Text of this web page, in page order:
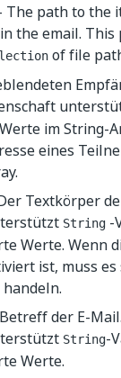
The path to the
the email.
of file
im String-
eines
Textkörper
String -
Werte. Wenn
ist, muss es
der E-
String-
Werte.